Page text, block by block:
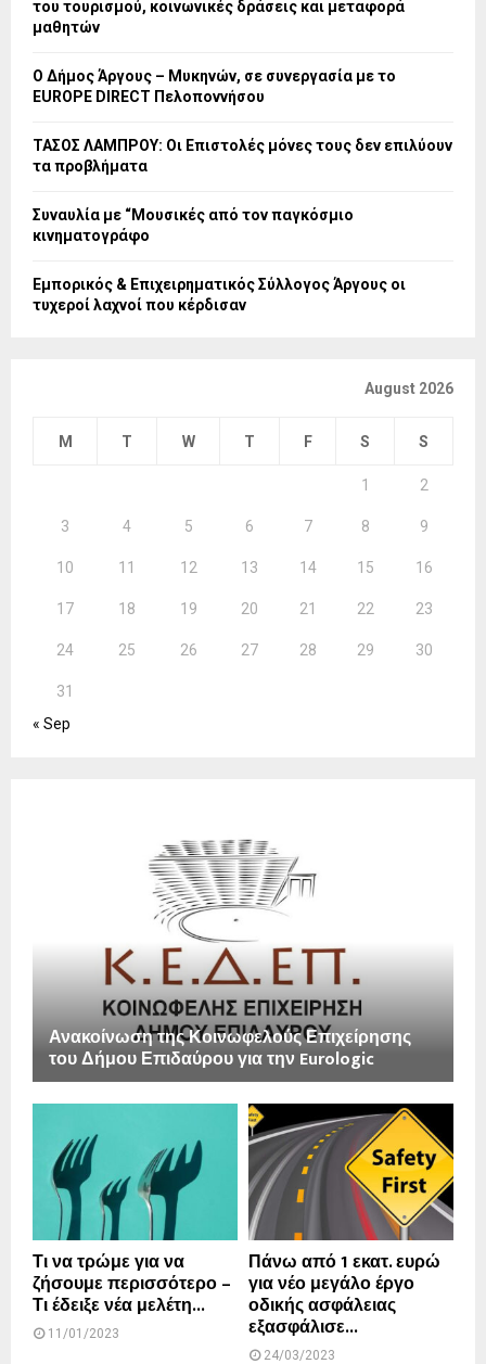
του τουρισμού, κοινωνικές δράσεις και μεταφορά
μαθητών
Ο Δήμος Άργους – Μυκηνών, σε συνεργασία με το
EUROPE DIRECT Πελοποννήσου
ΤΑΣΟΣ ΛΑΜΠΡΟΥ: Οι Επιστολές μόνες τους δεν επιλύουν
τα προβλήματα
Συναυλία με “Μουσικές από τον παγκόσμιο
κινηματογράφο
Εμπορικός & Επιχειρηματικός Σύλλογος Άργους οι
τυχεροί λαχνοί που κέρδισαν
August 2026
M T W T F S S
1 2
3 4 5 6 7 8 9
10 11 12 13 14 15 16
17 18 19 20 21 22 23
24 25 26 27 28 29 30
31
« Sep
Ανακοίνωση της Κοινωφελούς Επιχείρησης
του Δήμου Επιδαύρου για την Eurologic
Τι να τρώμε για να
ζήσουμε περισσότερο –
Τι έδειξε νέα μελέτη...
11/01/2023
Πάνω από 1 εκατ. ευρώ
για νέο μεγάλο έργο
οδικής ασφάλειας
εξασφάλισε...
24/03/2023